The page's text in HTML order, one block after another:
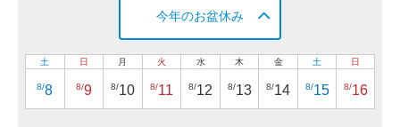
今年のお盆休み
土
8/8
日
8/9
月
8/10
火
8/11
水
8/12
木
8/13
金
8/14
土
8/15
日
8/16